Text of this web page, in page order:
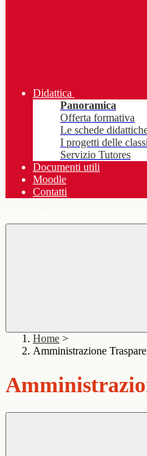
Didattica
Panoramica
Offerta formativa
Le schede
I progetti delle classi
Servizio Tutores
Documenti utili
Moodle
Contatti
Home >
Amministrazione